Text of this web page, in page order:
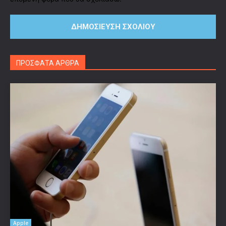
ΠΡΟΣΦΑΤΑ ΑΡΘΡΑ
Apple